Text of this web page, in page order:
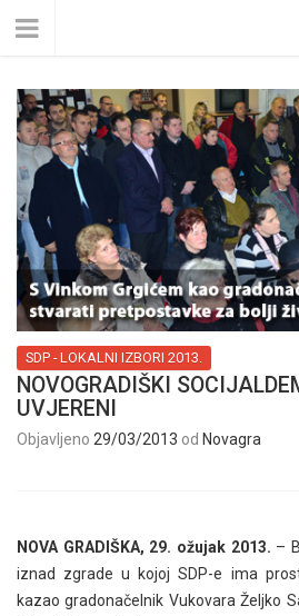
SDP - LOKALNI IZBORI 2013.
NOVOGRADIŠKI
UVJERENI
Objavljeno 29/03/2013 od Novagra
NOVA GRADIŠKA, 29. ožujak 2013. –
iznad zgrade u kojoj SDP-e ima
kazao gradonačelnik Vukovara Željko